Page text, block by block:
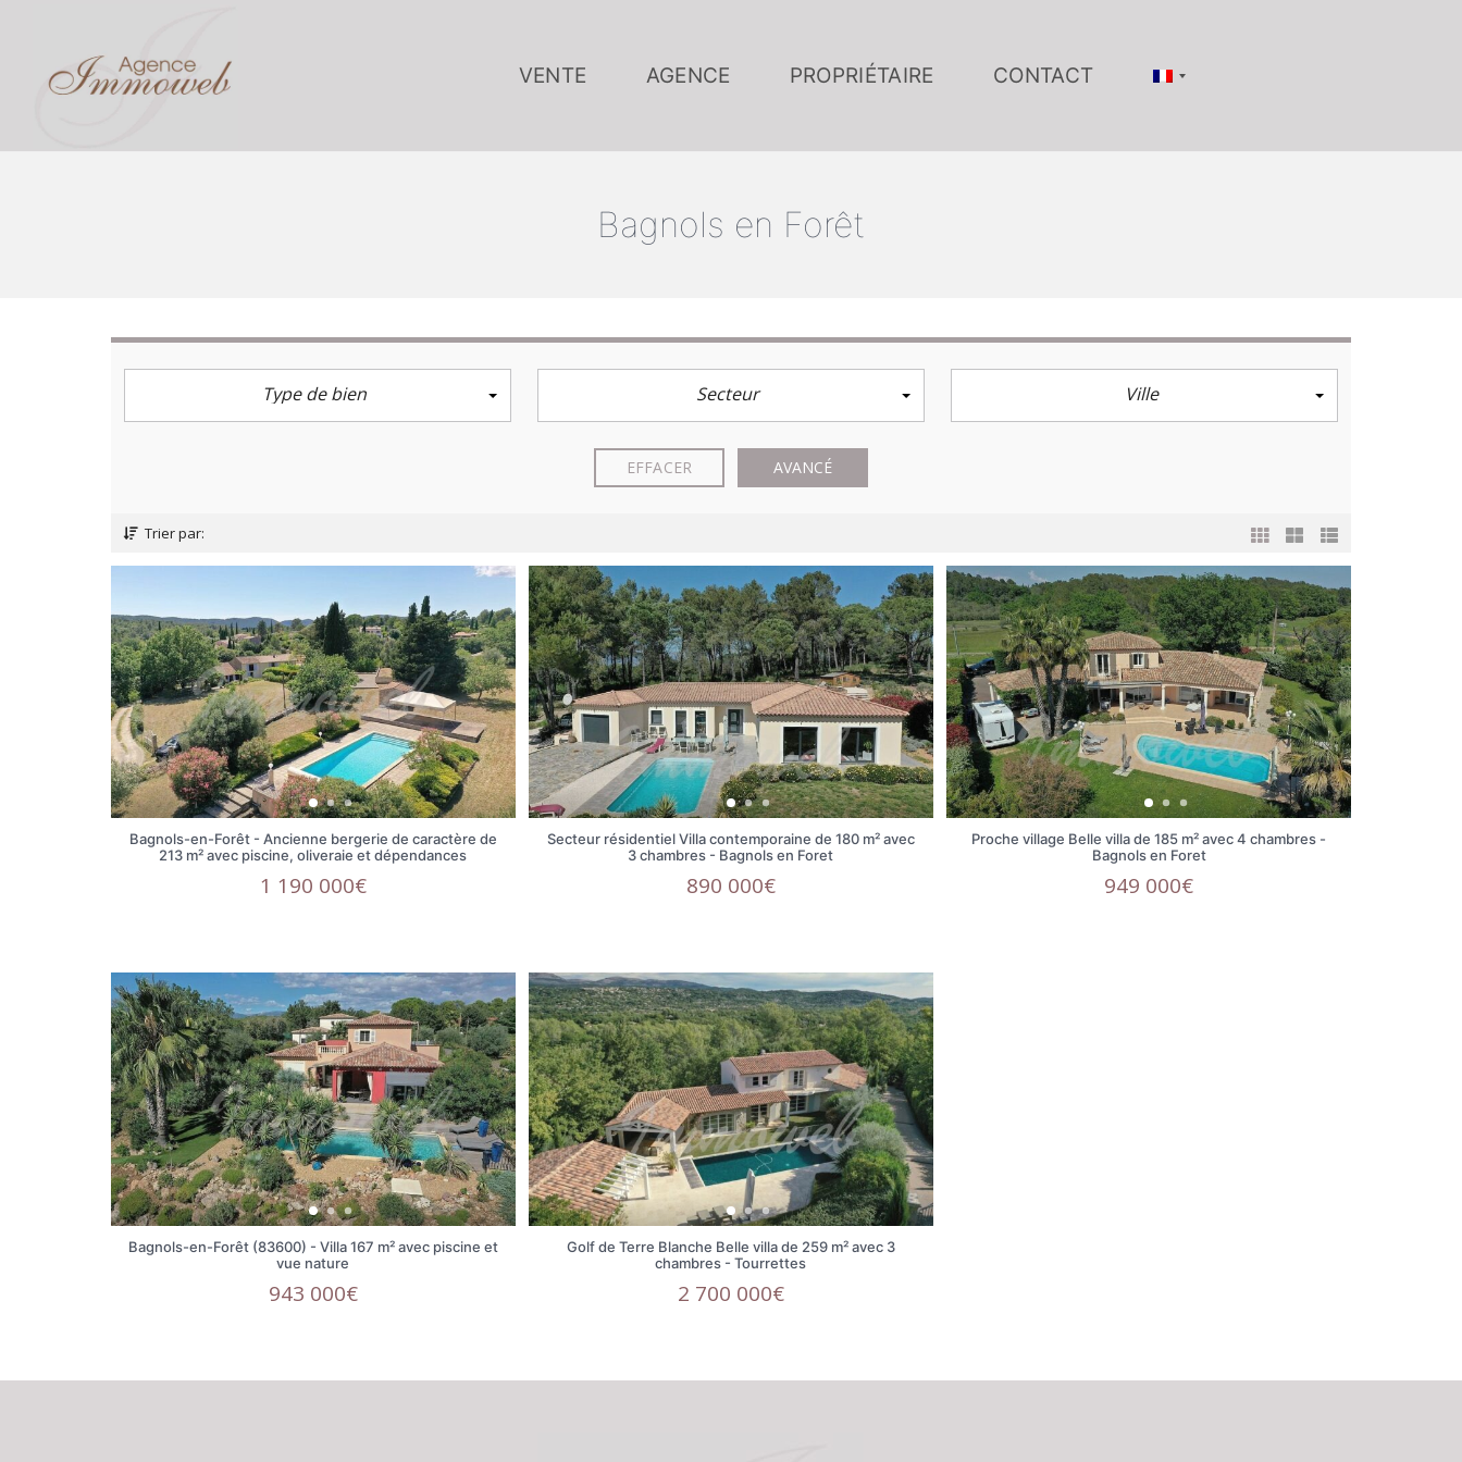
VENTE AGENCE PROPRIÉTAIRE CONTACT
Bagnols en Forêt
Type de bien Secteur Ville
EFFACER AVANCÉ
Trier par:
Bagnols-en-Forêt - Ancienne bergerie de caractère de
213 m² avec piscine, oliveraie et dépendances
1 190 000€
Secteur résidentiel Villa contemporaine de 180 m² avec
3 chambres - Bagnols en Foret
890 000€
Proche village Belle villa de 185 m² avec 4 chambres -
Bagnols en Foret
949 000€
Bagnols-en-Forêt (83600) - Villa 167 m² avec piscine et
vue nature
943 000€
Golf de Terre Blanche Belle villa de 259 m² avec 3
chambres - Tourrettes
2 700 000€